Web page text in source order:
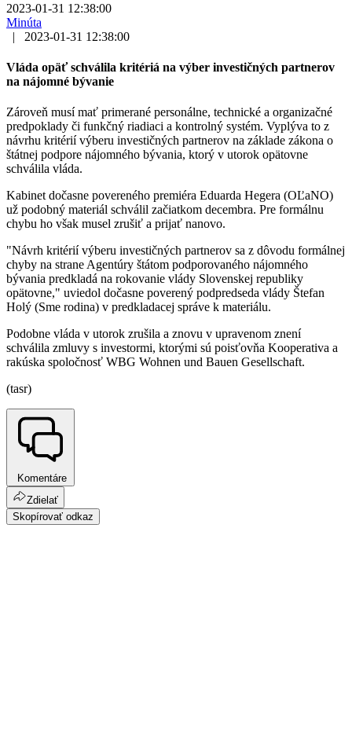
2023-01-31 12:38:00
Minúta
|
2023-01-31 12:38:00
Vláda opäť schválila kritériá na výber investičných partnerov
na nájomné bývanie
Zároveň musí mať primerané personálne, technické a organizačné
predpoklady či funkčný riadiaci a kontrolný systém. Vyplýva to z
návrhu kritérií výberu investičných partnerov na základe zákona o
štátnej podpore nájomného bývania, ktorý v utorok opätovne
schválila vláda.
Kabinet dočasne povereného premiéra Eduarda Hegera (OĽaNO)
už podobný materiál schválil začiatkom decembra. Pre formálnu
chybu ho však musel zrušiť a prijať nanovo.
"Návrh kritérií výberu investičných partnerov sa z dôvodu formálnej
chyby na strane Agentúry štátom podporovaného nájomného
bývania predkladá na rokovanie vlády Slovenskej republiky
opätovne," uviedol dočasne poverený podpredseda vlády Štefan
Holý (Sme rodina) v predkladacej správe k materiálu.
Podobne vláda v utorok zrušila a znovu v upravenom znení
schválila zmluvy s investormi, ktorými sú poisťovňa Kooperativa a
rakúska spoločnosť WBG Wohnen und Bauen Gesellschaft.
(tasr)
Komentáre
Zdielať
Skopírovať odkaz